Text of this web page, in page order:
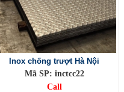
Inox chống trượt Hà Nội
Mã SP: inctcc22
Call